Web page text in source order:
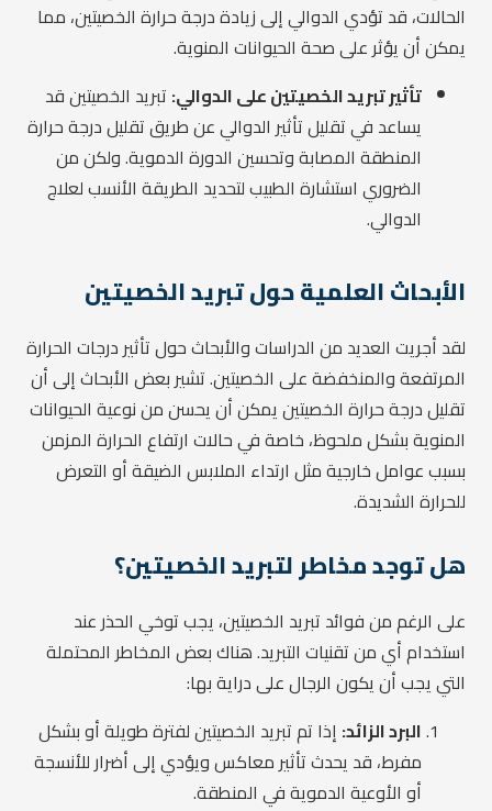
الحالات، قد تؤدي الدوالي إلى زيادة درجة حرارة الخصيتين، مما
يمكن أن يؤثر على صحة الحيوانات المنوية.
تأثير تبريد الخصيتين على الدوالي: تبريد الخصيتين قد
يساعد في تقليل تأثير الدوالي عن طريق تقليل درجة حرارة
المنطقة المصابة وتحسين الدورة الدموية. ولكن من
الضروري استشارة الطبيب لتحديد الطريقة الأنسب لعلاج
الدوالي.
الأبحاث العلمية حول تبريد الخصيتين
لقد أجريت العديد من الدراسات والأبحاث حول تأثير درجات الحرارة
المرتفعة والمنخفضة على الخصيتين. تشير بعض الأبحاث إلى أن
تقليل درجة حرارة الخصيتين يمكن أن يحسن من نوعية الحيوانات
المنوية بشكل ملحوظ، خاصة في حالات ارتفاع الحرارة المزمن
بسبب عوامل خارجية مثل ارتداء الملابس الضيقة أو التعرض
للحرارة الشديدة.
هل توجد مخاطر لتبريد الخصيتين؟
على الرغم من فوائد تبريد الخصيتين، يجب توخي الحذر عند
استخدام أي من تقنيات التبريد. هناك بعض المخاطر المحتملة
التي يجب أن يكون الرجال على دراية بها:
البرد الزائد: إذا تم تبريد الخصيتين لفترة طويلة أو بشكل
مفرط، قد يحدث تأثير معاكس ويؤدي إلى أضرار للأنسجة
أو الأوعية الدموية في المنطقة.